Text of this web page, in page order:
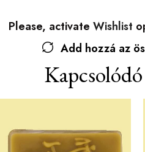
Please, activate Wishlist
Add hozzá az